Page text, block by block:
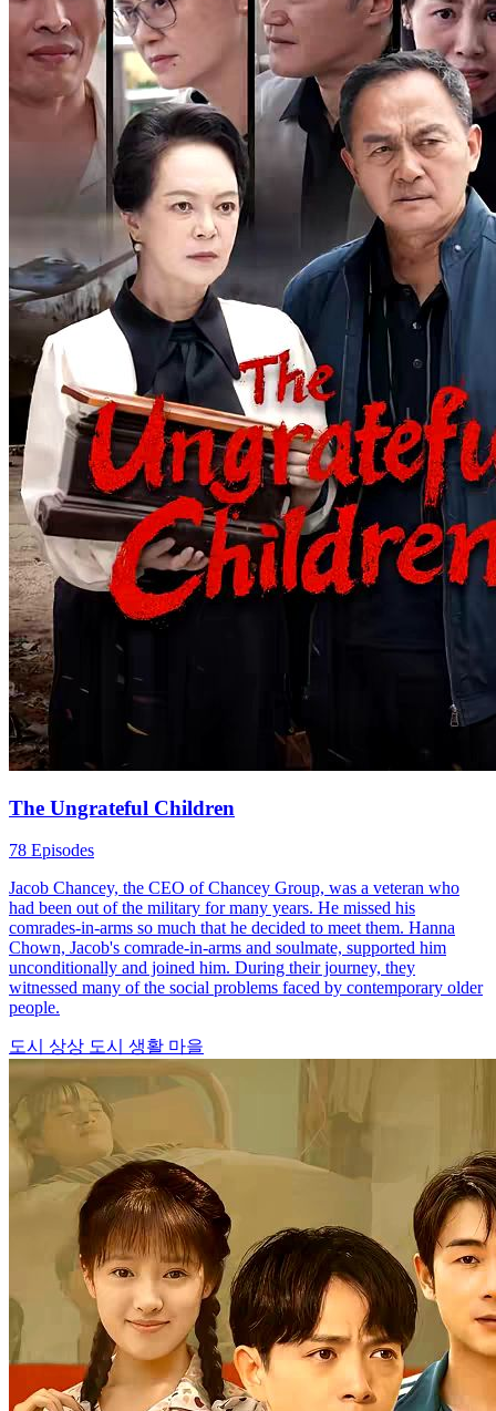
The Ungrateful Children
78 Episodes
Jacob Chancey, the CEO of Chancey Group, was a veteran who
had been out of the military for many years. He missed his
comrades-in-arms so much that he decided to meet them. Hanna
Chown, Jacob's comrade-in-arms and soulmate, supported him
unconditionally and joined him. During their journey, they
witnessed many of the social problems faced by contemporary older
people.
도시 상상 도시 생활 마을